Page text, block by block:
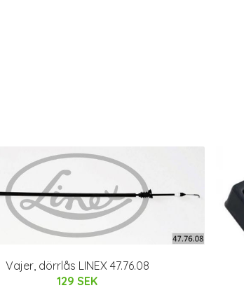
Vajer, dörrlås LINEX 47.76.08
129 SEK